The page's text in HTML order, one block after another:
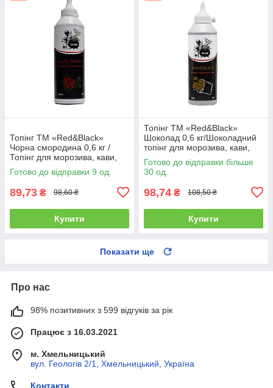
Топінг ТМ «Red&Black»
Чорна смородина 0,6 кг /
Топінг для морозива, кави,
десертів та коктейлів 600мл.
Готово до відправки 9 од.
89,73 ₴ 98,60 ₴
Купити
Топінг ТМ «Red&Black»
Шоколад 0,6 кг/Шоколадний
топінг для морозива, кави,
десертів та коктейлів 600мл.
Готово до відправки більше
30 од.
98,74 ₴ 108,50 ₴
Купити
Показати ще
Про нас
98% позитивних з 599 відгуків за рік
Працює з 16.03.2021
м. Хмельницький
вул. Геологів 2/1, Хмельницький, Україна
Контакти